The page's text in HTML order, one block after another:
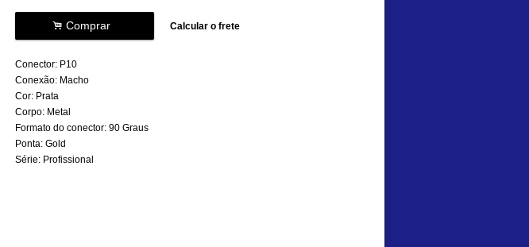
. Comprar Calcular o frete
Conector: P10
Conexão: Macho
Cor: Prata
Corpo: Metal
Formato do conector: 90 Graus
Ponta: Gold
Série: Profissional